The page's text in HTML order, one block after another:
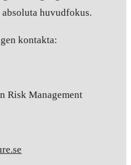
huvudfokus.
kontakta:
Risk Management